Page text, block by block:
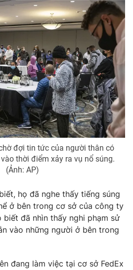
English
hình Việt Nam
VTV
Thủy
Thị Mỹ Hạnh, Phạm Quốc Thắng,
024.66 897 897
đợi tin tức của người thân có
thời điểm xảy ra vụ nổ súng.
(Ảnh: AP)
họ đã nghe thấy tiếng súng
ở bên trong cơ sở của công ty
biết đã nhìn thấy nghi phạm sử
vào những người ở bên trong
đang làm việc tại cơ sở FedEx